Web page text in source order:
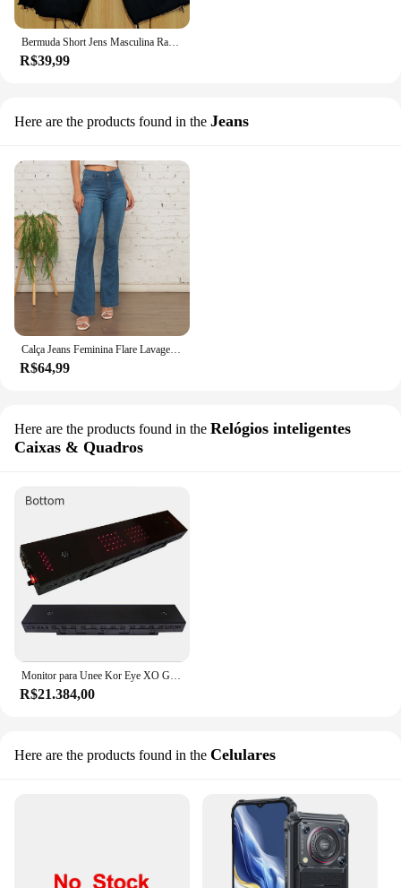
Bermuda Short Jens Masculina Rasgada Lançamento 2023
R$39,99
Here are the products found in the Jeans
Calça Jeans Feminina Flare Lavagem Média Lisa Lançamento Premium
R$64,99
Here are the products found in the Relógios inteligentes
Caixas & Quadros
Monitor para Unee Kor Eye XO Golf Simulator, Golf Simulator
R$21.384,00
Here are the products found in the Celulares